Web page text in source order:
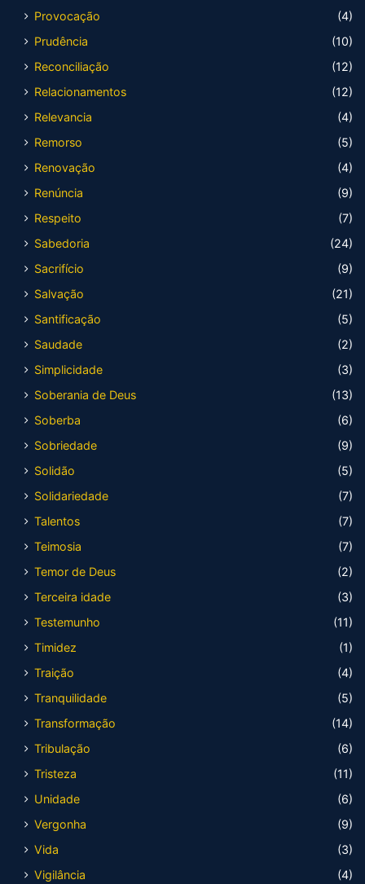
Provocação
(4)
Prudência
(10)
Reconciliação
(12)
Relacionamentos
(12)
Relevancia
(4)
Remorso
(5)
Renovação
(4)
Renúncia
(9)
Respeito
(7)
Sabedoria
(24)
Sacrifício
(9)
Salvação
(21)
Santificação
(5)
Saudade
(2)
Simplicidade
(3)
Soberania de Deus
(13)
Soberba
(6)
Sobriedade
(9)
Solidão
(5)
Solidariedade
(7)
Talentos
(7)
Teimosia
(7)
Temor de Deus
(2)
Terceira idade
(3)
Testemunho
(11)
Timidez
(1)
Traição
(4)
Tranquilidade
(5)
Transformação
(14)
Tribulação
(6)
Tristeza
(11)
Unidade
(6)
Vergonha
(9)
Vida
(3)
Vigilância
(4)